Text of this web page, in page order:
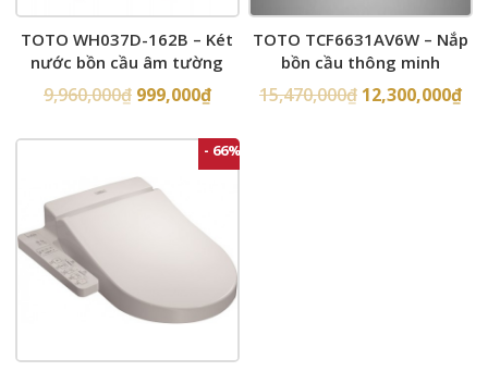
TOTO WH037D-162B – Két
nước bồn cầu âm tường
9,960,000₫ 999,000₫
TOTO TCF6631AV6W – Nắp
bồn cầu thông minh
15,470,000₫ 12,300,000₫
- 66%